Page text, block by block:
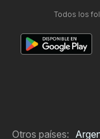
Todos los
Otros países: